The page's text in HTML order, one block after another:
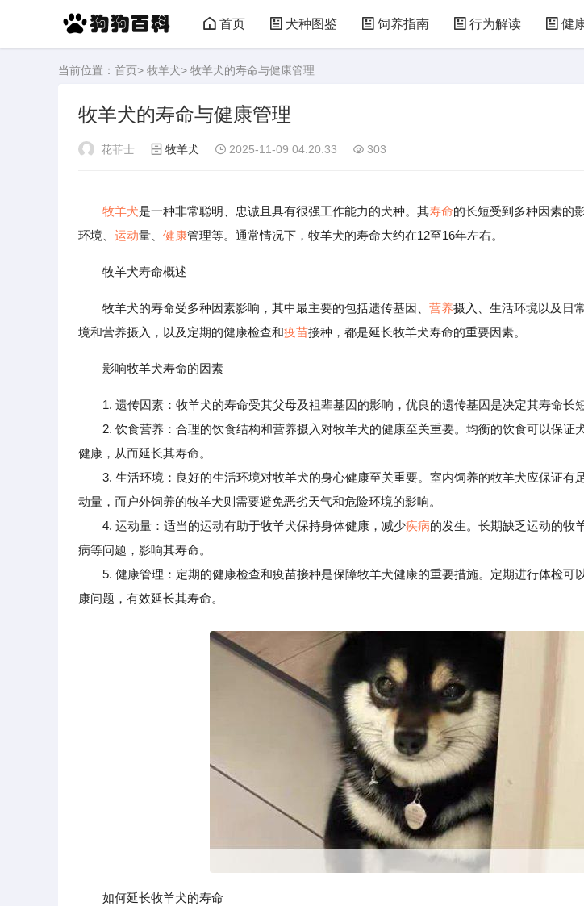
首页 犬种图鉴 饲养指南 行为解读 健
当前位置： 首页> 牧羊犬> 牧羊犬的寿命与健康管理
牧羊犬的寿命与健康管理
花菲士 牧羊犬 2025-11-09 04:20:33 303
牧羊犬是一种非常聪明、忠诚且具有很强工作能力的犬种。其寿命的长短受到多种因素的
环境、 运动量、 健康管理等。通常情况下，牧羊犬的寿命大约在12至16年左右。
牧羊犬寿命概述
牧羊犬的寿命受多种因素影响，其中最主要的包括遗传基因、 营养摄入、生活环境以及日
境和营养摄入，以及定期的健康检查和疫苗接种，都是延长牧羊犬寿命的重要因素。
影响牧羊犬寿命的因素
1. 遗传因素：牧羊犬的寿命受其父母及祖辈基因的影响，优良的遗传基因是决定其寿命长
2. 饮食营养：合理的饮食结构和营养摄入对牧羊犬的健康至关重要。均衡的饮食可以保证
健康，从而延长其寿命。
3. 生活环境：良好的生活环境对牧羊犬的身心健康至关重要。室内饲养的牧羊犬应保证有
动量，而户外饲养的牧羊犬则需要避免恶劣天气和危险环境的影响。
4. 运动量：适当的运动有助于牧羊犬保持身体健康，减少疾病的发生。长期缺乏运动的牧
病等问题，影响其寿命。
5. 健康管理：定期的健康检查和疫苗接种是保障牧羊犬健康的重要措施。定期进行体检可
康问题，有效延长其寿命。
如何延长牧羊犬的寿命